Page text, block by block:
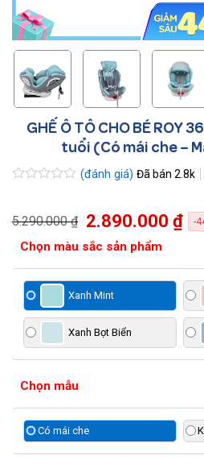
GHẾ Ô TÔ CHO BÉ ROY
tuổi (Có mái che –
0.0
sao
(đánh giá) Đã bán 2.8k
Chọn màu sắc sản phẩm
Xanh Mint
Xanh Bọt Biển
Chọn mẫu
Có mái che
5.290.000 ₫ 2.890.000 ₫ -